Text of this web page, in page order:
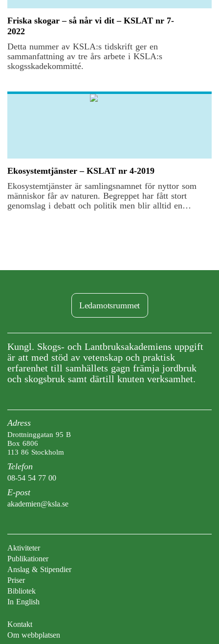
Friska skogar – så når vi dit – KSLAT nr 7-
2022
Detta nummer av KSLA:s tidskrift ger en
sammanfattning av tre års arbete i KSLA:s
skogsskadekommitté.
Ekosystemtjänster – KSLAT nr 4-2019
Ekosystemtjänster är samlingsnamnet för nyttor som
människor får av naturen. Begreppet har fått stort
genomslag i debatt och politik men blir alltid en
Ledamotsrummet
Kungl. Skogs- och Lantbruksakademiens uppgift
är att med stöd av vetenskap och praktisk
erfarenhet till samhällets gagn främja jordbruk
och skogsbruk samt därtill knuten verksamhet.
Adress
Drottninggatan 95 B
Box 6806
113 86 Stockholm
Telefon
08-54 54 77 00
E-post
akademien@ksla.se
Aktiviteter
Publikationer
Anslag & Stipendier
Priser
Bibliotek
In English
Kontakt
Om webbplatsen